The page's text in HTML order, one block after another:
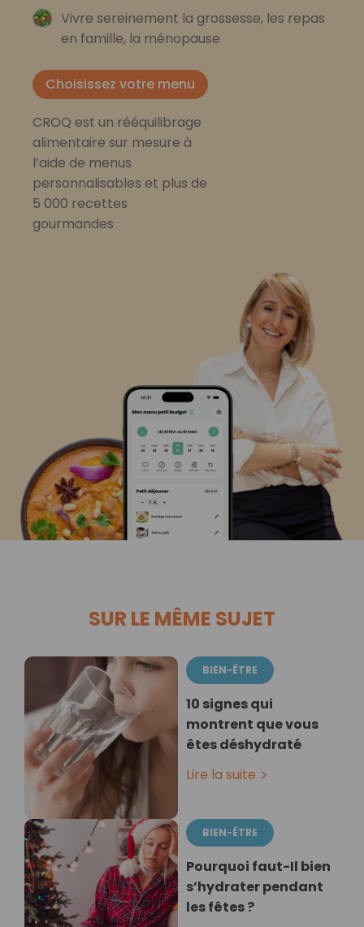
Vivre sereinement la grossesse, les repas
en famille, la ménopause
Choisissez votre menu
CROQ est un rééquilibrage
alimentaire sur mesure à
l’aide de menus
personnalisables et plus de
5 000 recettes
gourmandes
SUR LE MÊME SUJET
BIEN-ÊTRE
10 signes qui
montrent que vous
êtes déshydraté
Lire la suite
BIEN-ÊTRE
Pourquoi faut-Il bien
s’hydrater pendant
les fêtes ?